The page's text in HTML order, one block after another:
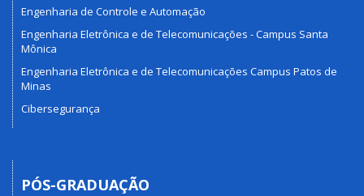
Engenharia de Controle e Automação
Engenharia Eletrônica e de Telecomunicações - Campus Santa
Mônica
Engenharia Eletrônica e de Telecomunicações Campus Patos de
Minas
Cibersegurança
PÓS-GRADUAÇÃO